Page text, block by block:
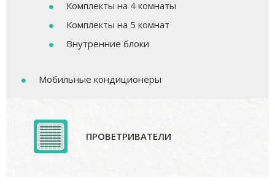
Комплекты на 4 комнаты
Комплекты на 5 комнат
Внутренние блоки
Мобильные кондиционеры
ПРОВЕТРИВАТЕЛИ